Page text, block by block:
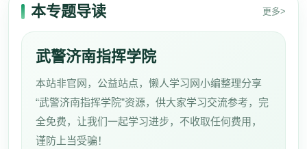
本专题导读 更多>
武警济南指挥学院
本站非官网，公益站点，懒人学习网小编整理分享
“武警济南指挥学院”资源，供大家学习交流参考，完
全免费，让我们一起学习进步，不收取任何费用，
谨防上当受骗！